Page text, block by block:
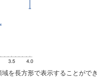
を長方形で表示することができ